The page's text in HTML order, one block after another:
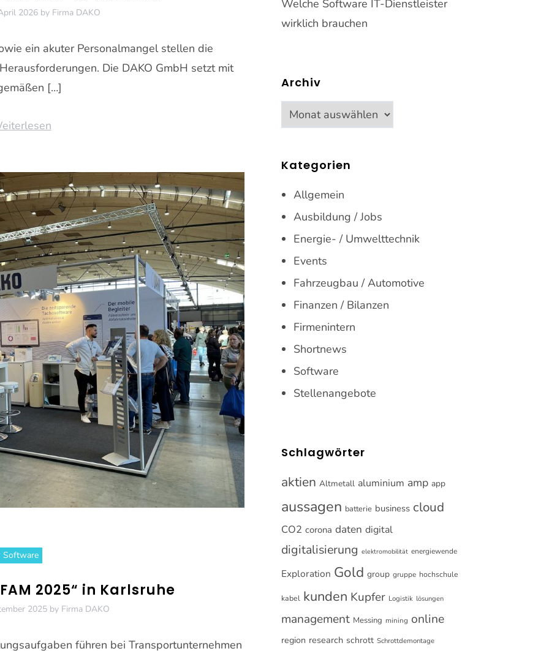
2026by Firma DAKO
ein akuter Personalmangel stellen die
Die DAKO GmbH setzt mit
[…]
Software
2025“ in Karlsruhe
2025by Firma DAKO
führen bei Transportunternehmen
Welche Software IT-Dienstleister
wirklich brauchen
Archiv
Archiv
Kategorien
Allgemein
Ausbildung / Jobs
Energie- / Umwelttechnik
Events
Fahrzeugbau / Automotive
Finanzen / Bilanzen
Firmenintern
Shortnews
Software
Stellenangebote
Schlagwörter
aktien Altmetall aluminium amp app
aussagen batterie business cloud
CO2 corona daten digital
digitalisierung elektromobilität energiewende
Exploration Gold group gruppe hochschule
kabel kunden Kupfer Logistik lösungen
management Messing mining online
region research schrott Schrottdemontage